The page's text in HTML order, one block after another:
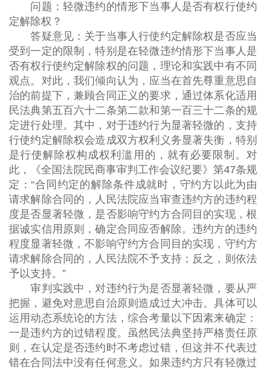
问题：轻微违约的情形下当事人是否有权行使约
定解除权？
答疑意见：关于当事人行使约定解除权是否应当
受到一定的限制，特别是在轻微违约情形下当事人是
否有权行使约定解除权的问题，理论和实践中有不同
观点。对此，我们倾向认为，应当在首先尊重意思自
治的前提下，兼顾合同正义的要求，通过体系化适用
民法典第五百六十二条第二款和第一百三十二条的规
定进行处理。其中，对于违约行为显著轻微的，支持
行使约定解除权会造成双方权利义务显著失衡，特别
是行使解除权构成权利滥用的，就有必要限制。对
此，《全国法院民商事审判工作会议纪要》第47条规
定：“合同约定的解除条件成就时，守约方以此为由
请求解除合同的，人民法院应当审查违约方的违约程
度是否显著轻微，是否影响守约方合同目的实现，根
据诚实信用原则，确定合同应否解除。违约方的违约
程度显著轻微，不影响守约方合同目的实现，守约方
请求解除合同的，人民法院不予支持；反之，则依法
予以支持。”
审判实践中，对违约行为是否显著轻微，要从严
把握，避免对意思自治原则造成过大冲击。具体可以
运用动态系统论的方法，综合考量以下因素来确定：
一是违约方的过错程度。虽然民法典坚持严格责任原
则，在认定是否违约时不考虑过错，但这并不代表过
错在合同法中没有任何意义。如果违约方只有轻微过